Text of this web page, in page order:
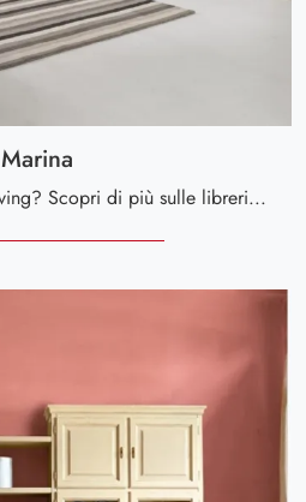
Marina
Vuoi riammodernare il living? Scopri di più sulle librerie classiche sospese e arreda i tuoi locali con il modello Marina.